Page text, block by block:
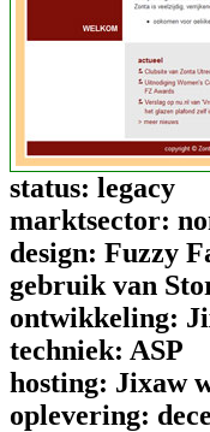
status: legacy
marktsector:
design: Fuzzy
gebruik van
ontwikkeling:
techniek: ASP
hosting: Jixaw
oplevering: